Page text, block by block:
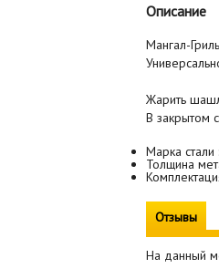
Описание
Мангал-
Жарить
В
Марка
Толщина
Отзывы
На данный